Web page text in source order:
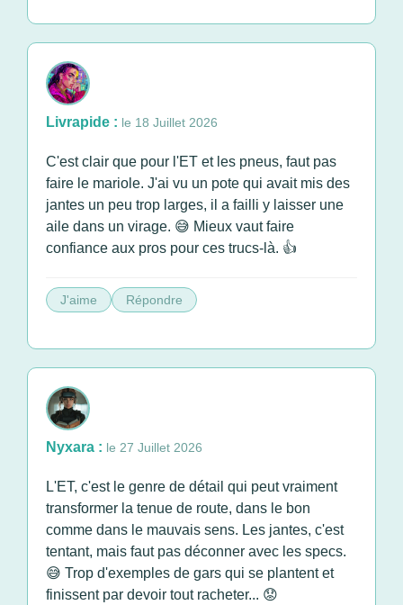
Livrapide : le 18 Juillet 2026
C'est clair que pour l'ET et les pneus, faut pas
faire le mariole. J'ai vu un pote qui avait mis des
jantes un peu trop larges, il a failli y laisser une
aile dans un virage. 😅 Mieux vaut faire
confiance aux pros pour ces trucs-là. 👍
J'aime Répondre
Nyxara : le 27 Juillet 2026
L'ET, c'est le genre de détail qui peut vraiment
transformer la tenue de route, dans le bon
comme dans le mauvais sens. Les jantes, c'est
tentant, mais faut pas déconner avec les specs.
😅 Trop d'exemples de gars qui se plantent et
finissent par devoir tout racheter... 😟